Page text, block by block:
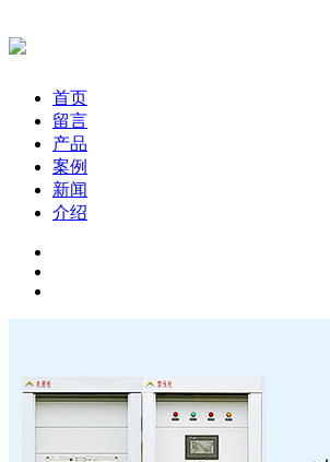
首页
留言
产品
案例
新闻
介绍